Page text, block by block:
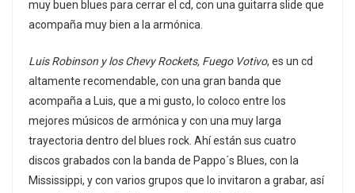
muy buen blues para cerrar el cd, con una guitarra slide que
acompaña muy bien a la armónica.
Luis Robinson y los Chevy Rockets, Fuego Votivo, es un cd
altamente recomendable, con una gran banda que
acompaña a Luis, que a mi gusto, lo coloco entre los
mejores músicos de armónica y con una muy larga
trayectoria dentro del blues rock. Ahí están sus cuatro
discos grabados con la banda de Pappo´s Blues, con la
Mississippi, y con varios grupos que lo invitaron a grabar, así